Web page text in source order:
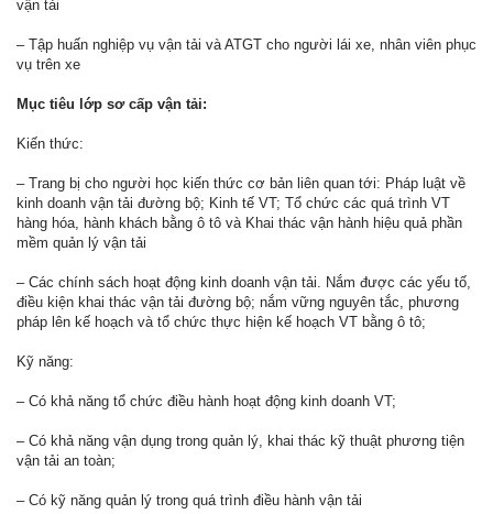
vận tải
– Tập huấn nghiệp vụ vận tải và ATGT cho người lái xe, nhân viên phục
vụ trên xe
Mục tiêu lớp sơ cấp vận tải:
Kiến thức:
– Trang bị cho người học kiến thức cơ bản liên quan tới: Pháp luật về
kinh doanh vận tải đường bộ; Kinh tế VT; Tổ chức các quá trình VT
hàng hóa, hành khách bằng ô tô và Khai thác vận hành hiệu quả phần
mềm quản lý vận tải
– Các chính sách hoạt động kinh doanh vận tải. Nắm được các yếu tố,
điều kiện khai thác vận tải đường bộ; nắm vững nguyên tắc, phương
pháp lên kế hoạch và tổ chức thực hiện kế hoạch VT bằng ô tô;
Kỹ năng:
– Có khả năng tổ chức điều hành hoạt động kinh doanh VT;
– Có khả năng vận dụng trong quản lý, khai thác kỹ thuật phương tiện
vận tải an toàn;
– Có kỹ năng quản lý trong quá trình điều hành vận tải